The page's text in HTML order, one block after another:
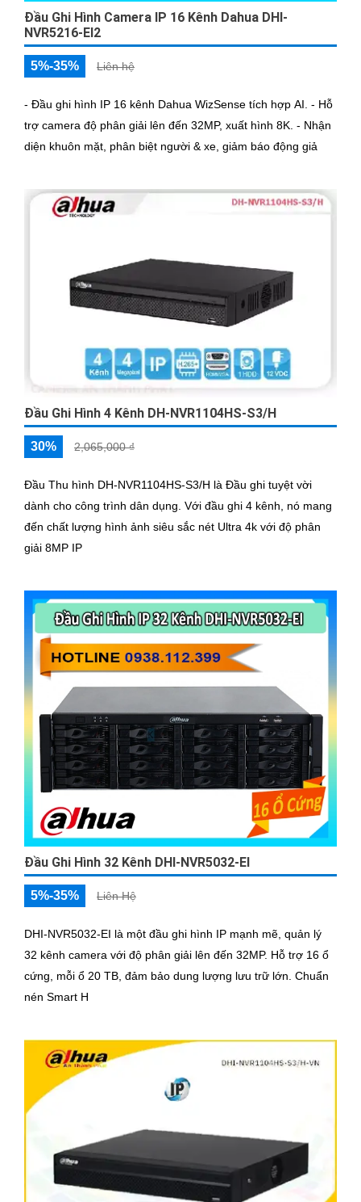
Đầu Ghi Hình Camera IP 16 Kênh Dahua DHI-
NVR5216-EI2
5%-35% Liên hệ
- Đầu ghi hình IP 16 kênh Dahua WizSense tích hợp AI. - Hỗ
trợ camera độ phân giải lên đến 32MP, xuất hình 8K. - Nhận
diện khuôn mặt, phân biệt người & xe, giảm báo động giả
Đầu Ghi Hình 4 Kênh DH-NVR1104HS-S3/H
30% 2,065,000 ₫
Đầu Thu hình DH-NVR1104HS-S3/H là Đầu ghi tuyệt vời
dành cho công trình dân dụng. Với đầu ghi 4 kênh, nó mang
đến chất lượng hình ảnh siêu sắc nét Ultra 4k với độ phân
giải 8MP IP
Đầu Ghi Hình 32 Kênh DHI-NVR5032-EI
5%-35% Liên Hệ
DHI-NVR5032-EI là một đầu ghi hình IP mạnh mẽ, quản lý
32 kênh camera với độ phân giải lên đến 32MP. Hỗ trợ 16 ổ
cứng, mỗi ổ 20 TB, đảm bảo dung lượng lưu trữ lớn. Chuẩn
nén Smart H